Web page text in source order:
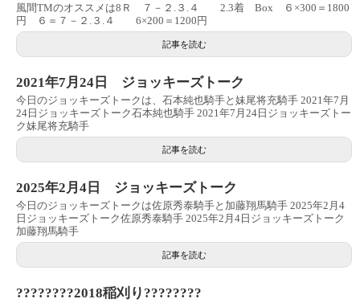
風間TMのオススメは8Ｒ ７－２.３.４ 2.3着 Box ６×300＝1800
円 ６＝７－２.３.４ 6×200＝1200円
記事を読む
2021年7月24日 ジョッキーズトーク
今日のジョッキーズトークは、石本純也騎手と妹尾将充騎手 2021年7月
24日ジョッキーズトーク石本純也騎手 2021年7月24日ジョッキーズトー
ク妹尾将充騎手
記事を読む
2025年2月4日 ジョッキーズトーク
今日のジョッキーズトークは佐原秀泰騎手と加藤翔馬騎手 2025年2月4
日ジョッキーズトーク佐原秀泰騎手 2025年2月4日ジョッキーズトーク
加藤翔馬騎手
記事を読む
????????2018稲刈り????????